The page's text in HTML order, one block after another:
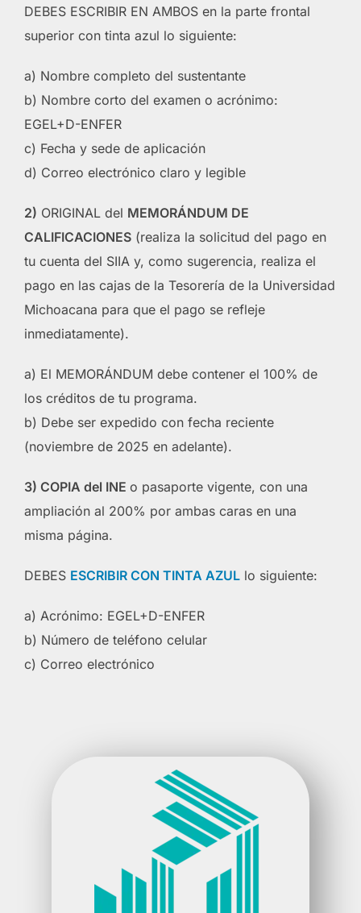
DEBES ESCRIBIR EN AMBOS en la parte frontal
superior con tinta azul lo siguiente:
a) Nombre completo del sustentante
b) Nombre corto del examen o acrónimo:
EGEL+D-ENFER
c) Fecha y sede de aplicación
d) Correo electrónico claro y legible
2) ORIGINAL del MEMORÁNDUM DE
CALIFICACIONES (realiza la solicitud del pago en
tu cuenta del SIIA y, como sugerencia, realiza el
pago en las cajas de la Tesorería de la Universidad
Michoacana para que el pago se refleje
inmediatamente).
a) El MEMORÁNDUM debe contener el 100% de
los créditos de tu programa.
b) Debe ser expedido con fecha reciente
(noviembre de 2025 en adelante).
3) COPIA del INE o pasaporte vigente, con una
ampliación al 200% por ambas caras en una
misma página.
DEBES ESCRIBIR CON TINTA AZUL lo siguiente:
a) Acrónimo: EGEL+D-ENFER
b) Número de teléfono celular
c) Correo electrónico